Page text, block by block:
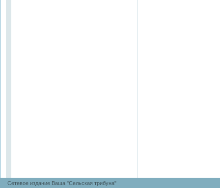
Сетевое издание Ваша "Сельская трибуна"